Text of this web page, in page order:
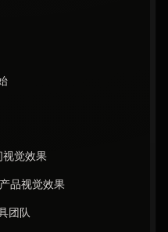
视觉效果
品视觉效果
团队